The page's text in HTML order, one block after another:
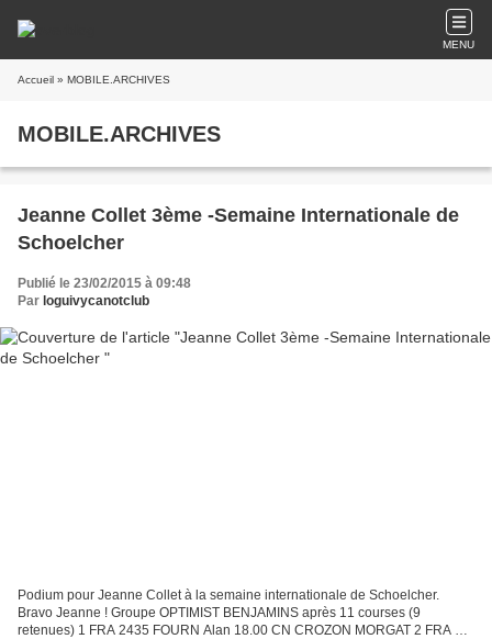
MENU
Accueil » MOBILE.ARCHIVES
MOBILE.ARCHIVES
Jeanne Collet 3ème -Semaine Internationale de
Schoelcher
Publié le 23/02/2015 à 09:48
Par loguivycanotclub
Podium pour Jeanne Collet à la semaine internationale de Schoelcher.
Bravo Jeanne ! Groupe OPTIMIST BENJAMINS après 11 courses (9
retenues) 1 FRA 2435 FOURN Alan 18.00 CN CROZON MORGAT 2 FRA 78